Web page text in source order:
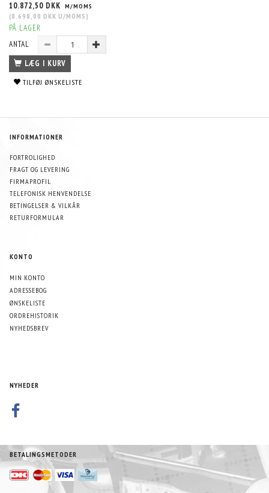
10.872,50 DKK M/MOMS
(8.698,00 DKK U/MOMS )
PÅ LAGER
ANTAL
LÆG I KURV
TILFØJ ØNSKELISTE
INFORMATIONER
FORTROLIGHED
FRAGT OG LEVERING
FIRMAPROFIL
TELEFONISK HENVENDELSE
BETINGELSER & VILKÅR
RETURFORMULAR
KONTO
MIN KONTO
ADRESSEBOG
ØNSKELISTE
ORDREHISTORIK
NYHEDSBREV
NYHEDER
BETALINGSMETODER